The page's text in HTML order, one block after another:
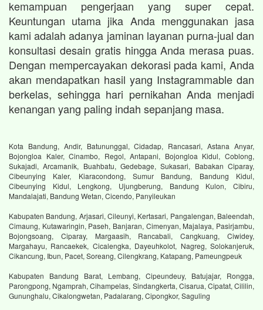
kemampuan pengerjaan yang super cepat.
Keuntungan utama jika Anda menggunakan jasa
kami adalah adanya jaminan layanan purna-jual dan
konsultasi desain gratis hingga Anda merasa puas.
Dengan mempercayakan dekorasi pada kami, Anda
akan mendapatkan hasil yang Instagrammable dan
berkelas, sehingga hari pernikahan Anda menjadi
kenangan yang paling indah sepanjang masa.
Kota Bandung, Andir, Batununggal, Cidadap, Rancasari, Astana Anyar,
Bojongloa Kaler, Cinambo, Regol, Antapani, Bojongloa Kidul, Coblong,
Sukajadi, Arcamanik, Buahbatu, Gedebage, Sukasari, Babakan Ciparay,
Cibeunying Kaler, Kiaracondong, Sumur Bandung, Bandung Kidul,
Cibeunying Kidul, Lengkong, Ujungberung, Bandung Kulon, Cibiru,
Mandalajati, Bandung Wetan, Cicendo, Panyileukan
Kabupaten Bandung, Arjasari, Cileunyi, Kertasari, Pangalengan, Baleendah,
Cimaung, Kutawaringin, Paseh, Banjaran, Cimenyan, Majalaya, Pasirjambu,
Bojongsoang, Ciparay, Margaasih, Rancabali, Cangkuang, Ciwidey,
Margahayu, Rancaekek, Cicalengka, Dayeuhkolot, Nagreg, Solokanjeruk,
Cikancung, Ibun, Pacet, Soreang, Cilengkrang, Katapang, Pameungpeuk
Kabupaten Bandung Barat, Lembang, Cipeundeuy, Batujajar, Rongga,
Parongpong, Ngamprah, Cihampelas, Sindangkerta, Cisarua, Cipatat, Cililin,
Gununghalu, Cikalongwetan, Padalarang, Cipongkor, Saguling